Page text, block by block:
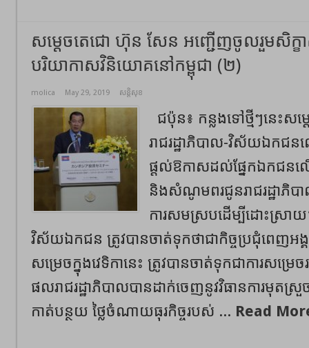
សម្ដេចតេជោ ហ៊ុន សែន អញ្ជើញចូលរួមសិក្ខ
បរិយាកាសវិនិយោគនៅកម្ពុជា (២)
molica May 29, 2019 សន្តិសុខ
ជប៉ុន៖ កន្លងទៅថ្មីៗនេះសម្
រាជរដ្ឋាភិបាល-វិស័យឯកជន
ផ្ដល់ឱកាសដល់ផ្នែកឯកជន
និងសំណូមពរជូនរាជរដ្ឋាភិប
ការសមស្របដើម្បីដោះស្រាយ។
វិស័យឯកជន ត្រូវបានចាត់ទុកថាជាកិច្ចប្រជុំពេញអង្
សម្រេចក្នុងវេទិកានេះ ត្រូវបានចាត់ទុកជាការសម្រេ
ផលរាជរដ្ឋាភិបាលបានដាក់ចេញនូវវិធានការមុត
កាត់បន្ថយ ថ្លៃចំណាយធុរកិច្ចរបស់ ... Read